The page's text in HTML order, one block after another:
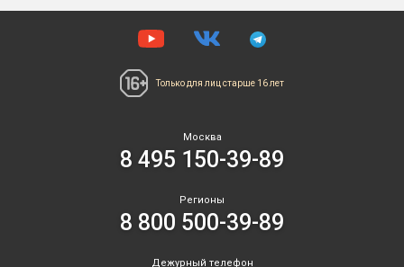
Только для лицстарше 16 лет
Москва
8 495 150-39-89
Регионы
8 800 500-39-89
Дежурный телефон